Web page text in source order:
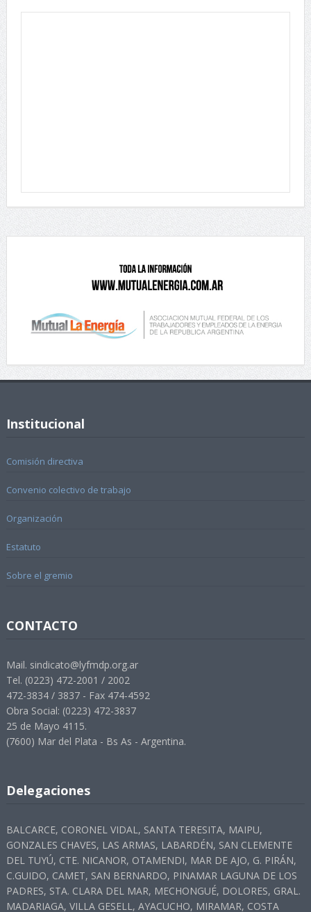
Institucional
Comisión directiva
Convenio colectivo de trabajo
Organización
Estatuto
Sobre el gremio
CONTACTO
Mail. sindicato@lyfmdp.org.ar
Tel. (0223) 472-2001 / 2002
472-3834 / 3837 - Fax 474-4592
Obra Social: (0223) 472-3837
25 de Mayo 4115.
(7600) Mar del Plata - Bs As - Argentina.
Delegaciones
BALCARCE, CORONEL VIDAL, SANTA TERESITA, MAIPU,
GONZALES CHAVES, LAS ARMAS, LABARDÉN, SAN CLEMENTE
DEL TUYÚ, CTE. NICANOR, OTAMENDI, MAR DE AJO, G. PIRÁN,
C.GUIDO, CAMET, SAN BERNARDO, PINAMAR LAGUNA DE LOS
PADRES, STA. CLARA DEL MAR, MECHONGUÉ, DOLORES, GRAL.
MADARIAGA, VILLA GESELL, AYACUCHO, MIRAMAR, COSTA